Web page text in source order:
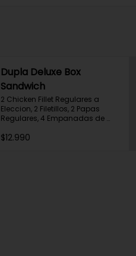
Dupla Deluxe Box
Sandwich
2 Chicken Fillet Regulares a
Eleccion, 2 Filetillos, 2 Papas
Regulares, 4 Empanadas de
$12.990